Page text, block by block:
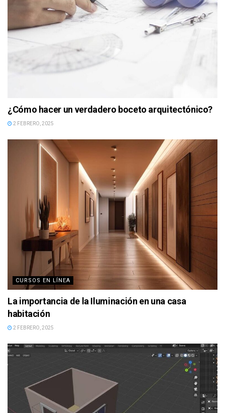
¿Cómo hacer un verdadero boceto arquitectónico?
2 FEBRERO, 2025
CURSOS EN LÍNEA
La importancia de la Iluminación en una casa
habitación
2 FEBRERO, 2025